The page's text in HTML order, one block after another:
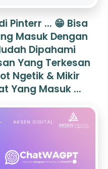
Pinterr ... 😁 Bisa
Masuk Dengan
Dipahami
Yang Terkesan
Ngetik & Mikir
Yang Masuk ...